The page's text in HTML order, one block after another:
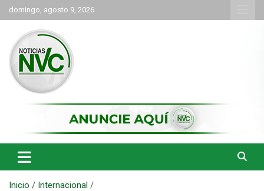
Saltar
al
contenido
domingo, agosto 9, 2026
NVC Noticias
Inicio
Internacional